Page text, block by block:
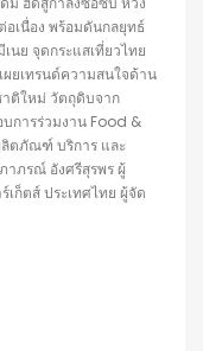
อเนื่อง พร้อมดันกลยุทธ์
ย จุดกระแสเที่ยวไทย
ผยเทรนด์ความสนใจด้าน
าติใหม่ วัตถุดิบจาก
การร่วมงาน Food &
ตภัณฑ์ บริการ และ
าภรณ์ อังศรีสุรพร ผู้
เก็ตส์ ประเทศไทย ผู้จัด